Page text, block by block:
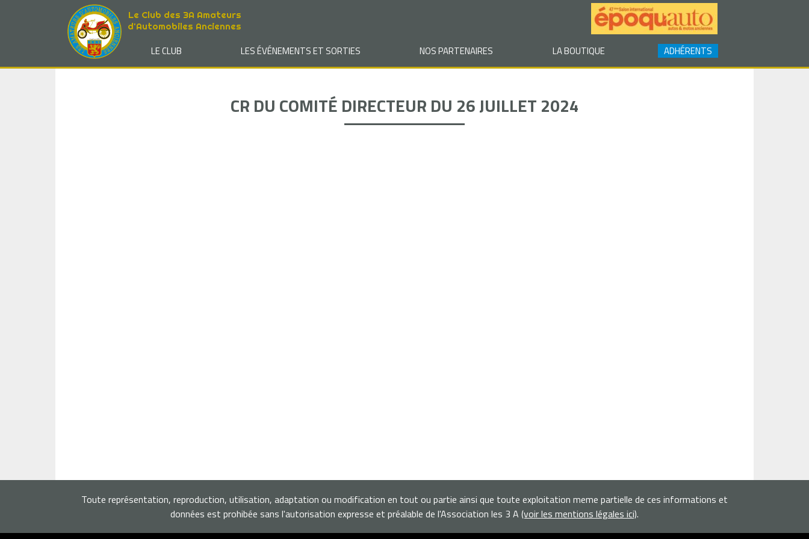
Le Club des 3A Amateurs
d'Automobiles Anciennes
LE CLUB LES ÉVÉNEMENTS ET SORTIES NOS PARTENAIRES LA BOUTIQUE ADHÉRENTS
CR DU COMITÉ DIRECTEUR DU 26 JUILLET 2024
Toute représentation, reproduction, utilisation, adaptation ou modification en tout ou partie ainsi que toute exploitation meme partielle de ces informations et
données est prohibée sans l'autorisation expresse et préalable de l'Association les 3 A (voir les mentions légales ici).